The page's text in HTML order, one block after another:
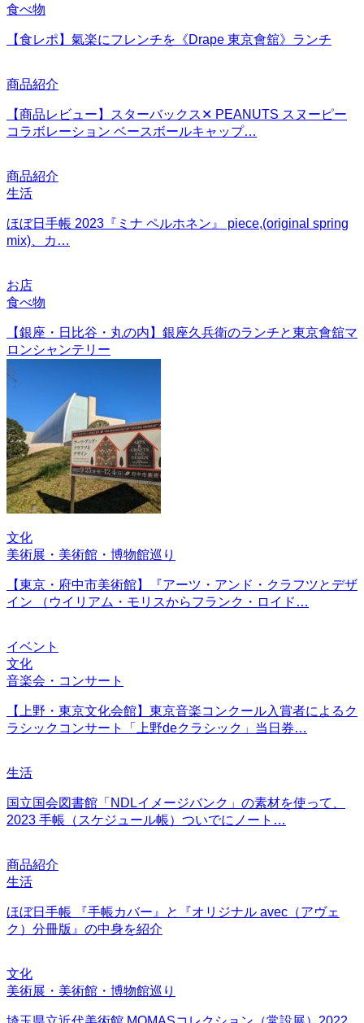
食べ物
【食レポ】氣楽にフレンチを《Drape 東京會舘》ランチ
商品紹介
【商品レビュー】スターバックス✕ PEANUTS スヌーピー
コラボレーション ベースボールキャップ…
商品紹介
生活
ほぼ日手帳 2023『ミナ ペルホネン』 piece,(original spring
mix)、カ…
お店
食べ物
【銀座・日比谷・丸の内】銀座久兵衛のランチと東京會舘マ
ロンシャンテリー
文化
美術展・美術館・博物館巡り
【東京・府中市美術館】『アーツ・アンド・クラフツとデザ
イン （ウイリアム・モリスからフランク・ロイド…
イベント
文化
音楽会・コンサート
【上野・東京文化会館】東京音楽コンクール入賞者によるク
ラシックコンサート「上野deクラシック」当日券…
生活
国立国会図書館「NDLイメージバンク」の素材を使って、
2023 手帳（スケジュール帳）ついでにノート…
商品紹介
生活
ほぼ日手帳 『手帳カバー』と『オリジナル avec（アヴェ
ク）分冊版』の中身を紹介
文化
美術展・美術館・博物館巡り